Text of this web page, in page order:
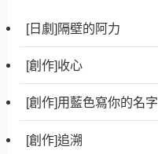
[日劇]隔壁的阿力
[創作]收心
[創作]用藍色寫你的名字
[創作]追溯